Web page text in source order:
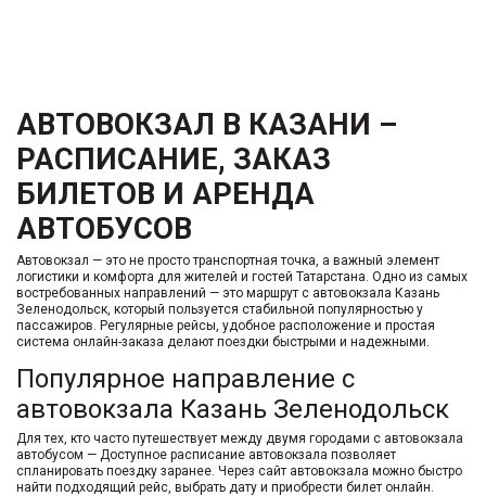
АВТОВОКЗАЛ В КАЗАНИ –
РАСПИСАНИЕ, ЗАКАЗ
БИЛЕТОВ И АРЕНДА
АВТОБУСОВ
Автовокзал — это не просто транспортная точка, а важный элемент
логистики и комфорта для жителей и гостей Татарстана. Одно из самых
востребованных направлений — это маршрут с автовокзала Казань
Зеленодольск, который пользуется стабильной популярностью у
пассажиров. Регулярные рейсы, удобное расположение и простая
система онлайн-заказа делают поездки быстрыми и надежными.
Популярное направление с
автовокзала Казань Зеленодольск
Для тех, кто часто путешествует между двумя городами с автовокзала
автобусом — Доступное расписание автовокзала позволяет
спланировать поездку заранее. Через сайт автовокзала можно быстро
найти подходящий рейс, выбрать дату и приобрести билет онлайн.